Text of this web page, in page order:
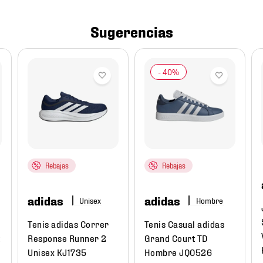
Sugerencias
Rebajas
adidas
Tenis adidas Correr
Response Runner 2
Unisex KJ1735
Rebajas
adidas Hombre
Tenis Casual adidas
Grand Court TD
Hombre JQ0526